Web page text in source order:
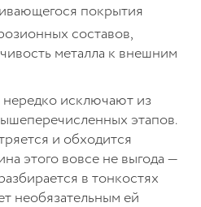
покрытия
составов,
металла к внешним
исключают из
этапов.
и обходится
этого вовсе не выгода —
в тонкостях
необязательным ей